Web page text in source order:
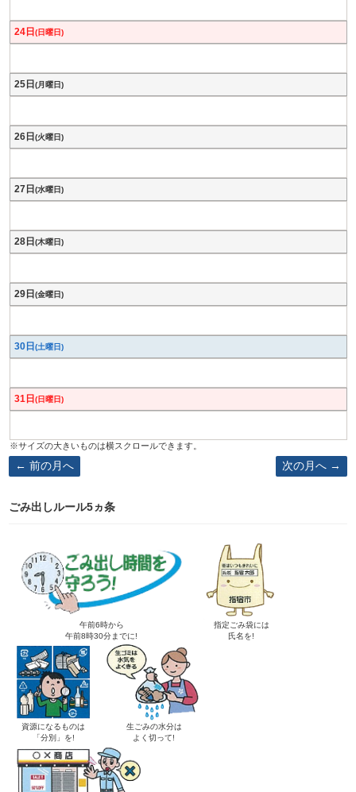
24日 (日曜日)
25日 (月曜日)
26日 (火曜日)
27日 (水曜日)
28日 (木曜日)
29日 (金曜日)
30日 (土曜日)
31日 (日曜日)
前の月へ 次の月へ
ごみ出しルール5ヵ条
午前6時から
午前8時30分までに!
指定ごみ袋には
氏名を!
資源になるものは
「分別」を!
生ごみの水分は
よく切って!